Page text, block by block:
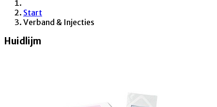
Start
Verband & Injecties
Huidlijm